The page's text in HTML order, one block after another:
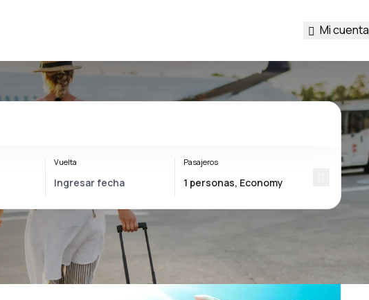
Mi cuenta
Vuelta Pasajeros